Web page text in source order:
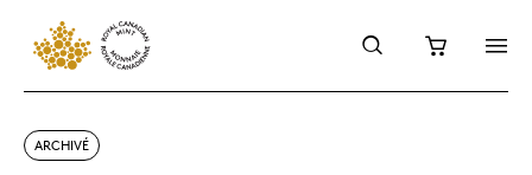
ARCHIVÉ